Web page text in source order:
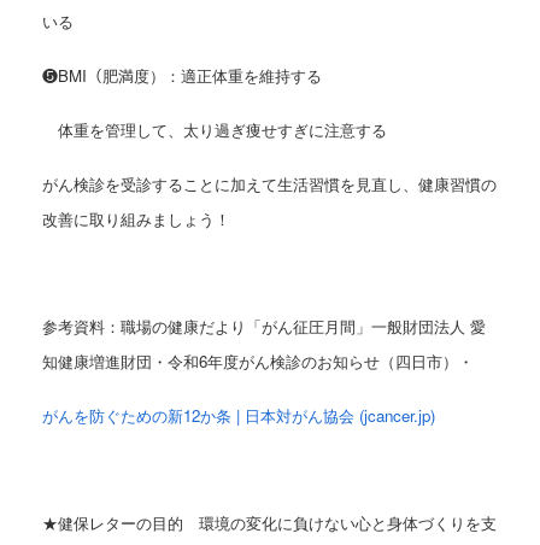
いる
❺BMI（肥満度）：適正体重を維持する
体重を管理して、太り過ぎ痩せすぎに注意する
がん検診を受診することに加えて生活習慣を見直し、健康習慣の
改善に取り組みましょう！
参考資料：職場の健康だより「がん征圧月間」一般財団法人 愛
知健康増進財団・ 令和6年度がん検診のお知らせ（四日市）・
がんを防ぐための新12か条 | 日本対がん協会 (jcancer.jp)
★健保レターの目的 環境の変化に負けない心と身体づくりを支